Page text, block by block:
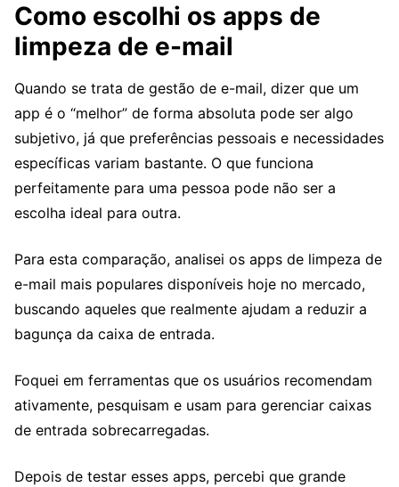
Como escolhi os apps de
limpeza de e-mail
Quando se trata de gestão de e-mail, dizer que um
app é o “melhor” de forma absoluta pode ser algo
subjetivo, já que preferências pessoais e necessidades
específicas variam bastante. O que funciona
perfeitamente para uma pessoa pode não ser a
escolha ideal para outra.
Para esta comparação, analisei os apps de limpeza de
e-mail mais populares disponíveis hoje no mercado,
buscando aqueles que realmente ajudam a reduzir a
bagunça da caixa de entrada.
Foquei em ferramentas que os usuários recomendam
ativamente, pesquisam e usam para gerenciar caixas
de entrada sobrecarregadas.
Depois de testar esses apps, percebi que grande